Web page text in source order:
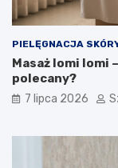
PIELĘGNACJA
Masaż lomi lomi
polecany?
7 lipca 2026